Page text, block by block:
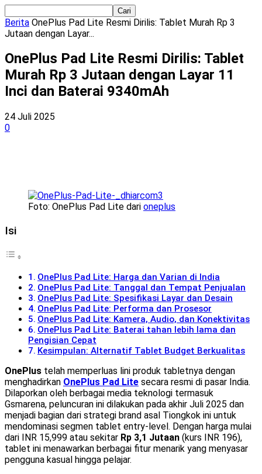
Berita OnePlus Pad Lite Resmi Dirilis: Tablet Murah Rp 3
Jutaan dengan Layar...
OnePlus Pad Lite Resmi Dirilis: Tablet
Murah Rp 3 Jutaan dengan Layar 11
Inci dan Baterai 9340mAh
24 Juli 2025
0
Foto: OnePlus Pad Lite dari oneplus
Isi
OnePlus Pad Lite: Harga dan Varian di India
OnePlus Pad Lite: Tanggal dan Tempat Penjualan
OnePlus Pad Lite: Spesifikasi Layar dan Desain
OnePlus Pad Lite: Performa dan Prosesor
OnePlus Pad Lite: Kamera, Audio, dan Konektivitas
OnePlus Pad Lite: Baterai tahan lebih lama dan
Pengisian Cepat
Kesimpulan: Alternatif Tablet Budget Berkualitas
OnePlus telah memperluas lini produk tabletnya dengan
menghadirkan OnePlus Pad Lite secara resmi di pasar India.
Dilaporkan oleh berbagai media teknologi termasuk
Gsmarena, peluncuran ini dilakukan pada akhir Juli 2025 dan
menjadi bagian dari strategi brand asal Tiongkok ini untuk
mendominasi segmen tablet entry-level. Dengan harga mulai
dari INR 15,999 atau sekitar Rp 3,1 Jutaan (kurs INR 196),
tablet ini menawarkan berbagai fitur menarik yang menyasar
pengguna kasual hingga pelajar.